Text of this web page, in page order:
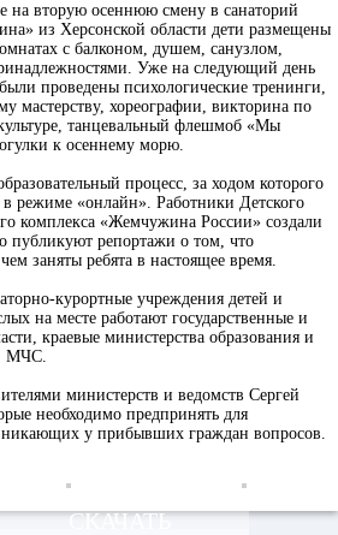
вторую осеннюю смену в санаторий
из Херсонской области дети размещены
с балконом, душем, санузлом,
Уже на следующий день
проведены психологические тренинги,
мастерству, хореографии, викторина по
танцевальный флешмоб «Мы
к осеннему морю.
процесс, за ходом которого
режиме «онлайн». Работники Детского
комплекса «Жемчужина России» создали
публикуют репортажи о том, что
заняты ребята в настоящее время.
курортные учреждения детей и
на месте работают государственные и
краевые министерства образования и
МЧС.
министерств и ведомств Сергей
необходимо предпринять для
у прибывших граждан вопросов.
СКАЧАТЬ